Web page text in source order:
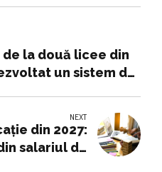
de la două licee din
un sistem de
NEXT
din 2027:
salariul de